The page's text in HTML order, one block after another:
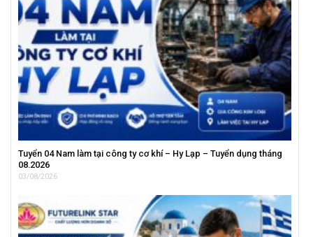
Tuyển 04 Nam làm tại công ty cơ khí – Hy Lạp – Tuyển dụng tháng
08.2026
03/08/2026